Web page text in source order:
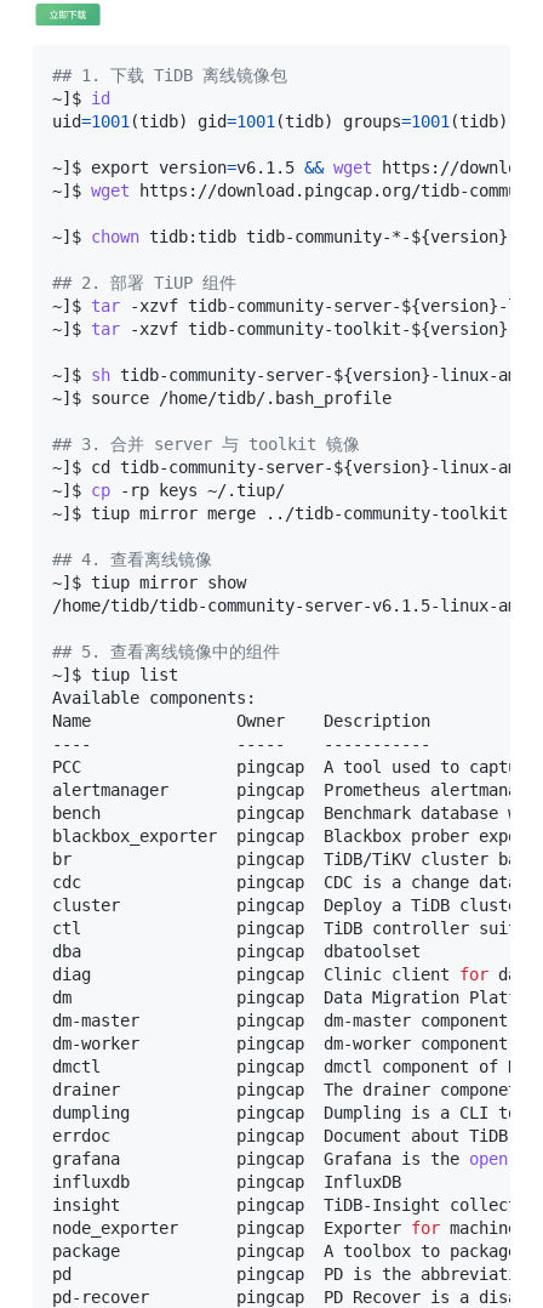
## 1. 下载 TiDB 离线镜像包
~] $ id
uid=1001 (tidb) gid=1001 (tidb) groups=1001 (tidb)
~] $ export version=v6.1.5 && wget https://
~] $ wget https://download.pingcap.org/tidb-
~] $ chown tidb:tidb tidb-community-*-${version}
## 2. 部署 TiUP 组件
~] $ tar -xzvf tidb-community-server-${version}-
~] $ tar -xzvf tidb-community-toolkit-${version}
~] $ sh tidb-community-server-${version}-linux-
~] $ source /home/tidb/.bash_profile
## 3. 合并 server 与 toolkit 镜像
~] $ cd tidb-community-server-${version}-linux-
~] $ cp -rp keys ~/.tiup/
~] $ tiup mirror merge .. /tidb-community-toolkit-
## 4. 查看离线镜像
~] $ tiup mirror show
/home/tidb/tidb-community-server-v6.1.5-linux-
## 5. 查看离线镜像中的组件
~] $ tiup list
Available components:
Name               Owner    Description
----               -----    -----------
PCC                pingcap  A tool used to capture
alertmanager       pingcap  Prometheus
bench              pingcap  Benchmark database
blackbox_exporter  pingcap  Blackbox prober
br                 pingcap  TiDB/TiKV cluster
cdc                pingcap  CDC is a change data
cluster            pingcap  Deploy a TiDB cluster
ctl                pingcap  TiDB controller suite
dba                pingcap  dbatoolset
diag               pingcap  Clinic client for
dm                 pingcap  Data Migration Platform
dm-master          pingcap  dm-master component
dm-worker          pingcap  dm-worker component
dmctl              pingcap  dmctl component of
drainer            pingcap  The drainer componet
dumpling           pingcap  Dumpling is a CLI tool
errdoc             pingcap  Document about TiDB
grafana            pingcap  Grafana is the open
influxdb           pingcap  InfluxDB
insight            pingcap  TiDB-Insight collector
node_exporter      pingcap  Exporter for machine
package            pingcap  A toolbox to package
pd                 pingcap  PD is the
pd-recover         pingcap  PD Recover is a